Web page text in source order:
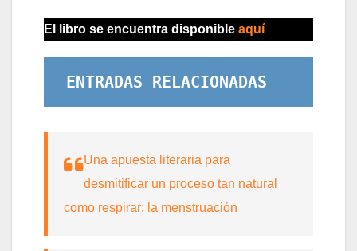
El libro se encuentra disponible aquí
ENTRADAS RELACIONADAS
Una apuesta literaria para
desmitificar un proceso tan natural
como respirar: la menstruación